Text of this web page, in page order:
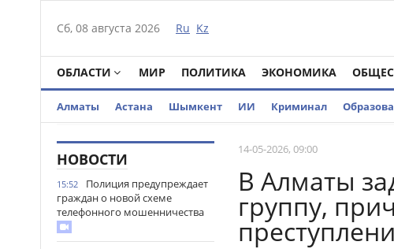
Сб, 08 августа 2026 Ru Kz
ОБЛАСТИ МИР ПОЛИТИКА ЭКОНОМИКА
Алматы Астана Шымкент ИИ Криминал
НОВОСТИ
15:52
Полиция предупреждает
граждан о новой схеме
телефонного мошенничества
14-05-2026, 09:00
В Алматы
группу,